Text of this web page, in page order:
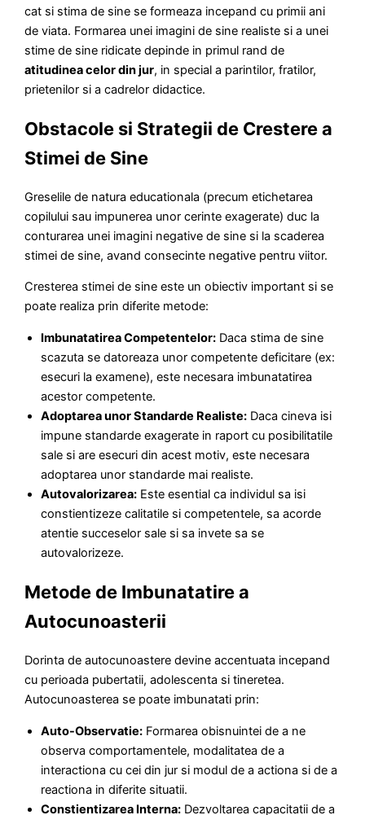
cat si stima de sine se formeaza incepand cu primii ani
de viata. Formarea unei imagini de sine realiste si a unei
stime de sine ridicate depinde in primul rand de
atitudinea celor din jur, in special a parintilor, fratilor,
prietenilor si a cadrelor didactice.
Obstacole si Strategii de Crestere a
Stimei de Sine
Greselile de natura educationala (precum etichetarea
copilului sau impunerea unor cerinte exagerate) duc la
conturarea unei imagini negative de sine si la scaderea
stimei de sine, avand consecinte negative pentru viitor.
Cresterea stimei de sine este un obiectiv important si se
poate realiza prin diferite metode:
Imbunatatirea Competentelor: Daca stima de sine
scazuta se datoreaza unor competente deficitare (ex:
esecuri la examene), este necesara imbunatatirea
acestor competente.
Adoptarea unor Standarde Realiste: Daca cineva isi
impune standarde exagerate in raport cu posibilitatile
sale si are esecuri din acest motiv, este necesara
adoptarea unor standarde mai realiste.
Autovalorizarea: Este esential ca individul sa isi
constientizeze calitatile si competentele, sa acorde
atentie succeselor sale si sa invete sa se
autovalorizeze.
Metode de Imbunatatire a
Autocunoasterii
Dorinta de autocunoastere devine accentuata incepand
cu perioada pubertatii, adolescenta si tineretea.
Autocunoasterea se poate imbunatati prin:
Auto-Observatie: Formarea obisnuintei de a ne
observa comportamentele, modalitatea de a
interactiona cu cei din jur si modul de a actiona si de a
reactiona in diferite situatii.
Constientizarea Interna: Dezvoltarea capacitatii de a